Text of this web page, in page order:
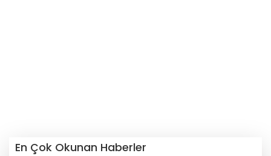
En Çok Okunan Haberler